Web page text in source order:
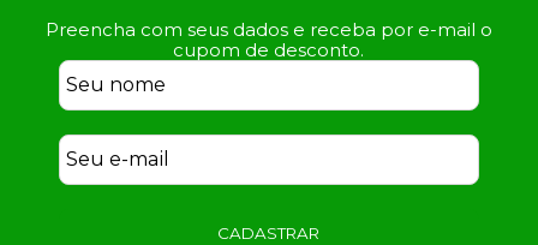
Preencha com seus dados e receba por e-mail o
cupom de desconto.
CADASTRAR